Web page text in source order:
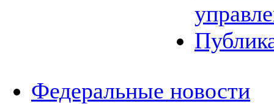
Федеральные новости